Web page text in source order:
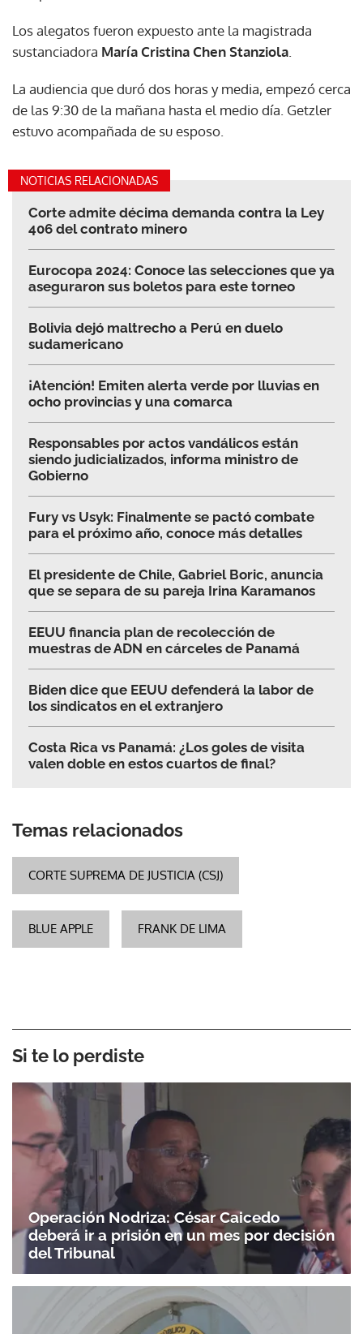
Los alegatos fueron expuesto ante la magistrada
sustanciadora María Cristina Chen Stanziola.
La audiencia que duró dos horas y media, empezó cerca
de las 9:30 de la mañana hasta el medio día. Getzler
estuvo acompañada de su esposo.
NOTICIAS RELACIONADAS
Corte admite décima demanda contra la Ley
406 del contrato minero
Eurocopa 2024: Conoce las selecciones que ya
aseguraron sus boletos para este torneo
Bolivia dejó maltrecho a Perú en duelo
sudamericano
¡Atención! Emiten alerta verde por lluvias en
ocho provincias y una comarca
Responsables por actos vandálicos están
siendo judicializados, informa ministro de
Gobierno
Fury vs Usyk: Finalmente se pactó combate
para el próximo año, conoce más detalles
El presidente de Chile, Gabriel Boric, anuncia
que se separa de su pareja Irina Karamanos
EEUU financia plan de recolección de
muestras de ADN en cárceles de Panamá
Biden dice que EEUU defenderá la labor de
los sindicatos en el extranjero
Costa Rica vs Panamá: ¿Los goles de visita
valen doble en estos cuartos de final?
Temas relacionados
CORTE SUPREMA DE JUSTICIA (CSJ)
BLUE APPLE FRANK DE LIMA
Si te lo perdiste
Operación Nodriza: César Caicedo
deberá ir a prisión en un mes por decisión
del Tribunal